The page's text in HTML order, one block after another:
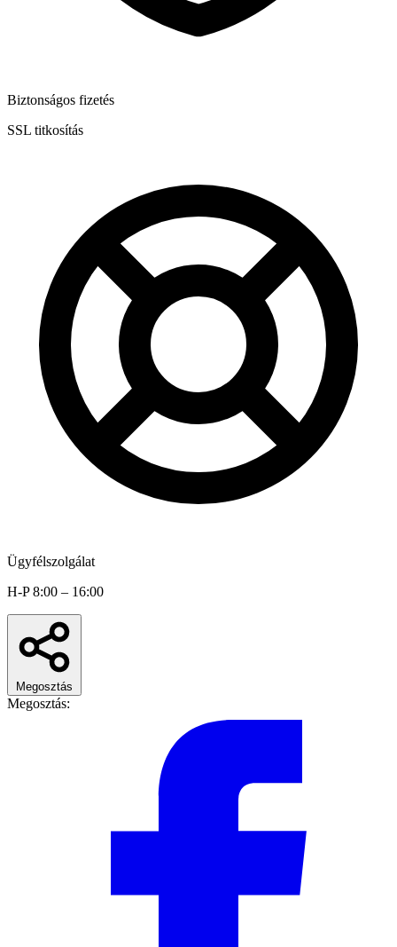
Biztonságos fizetés
SSL titkosítás
Ügyfélszolgálat
H-P 8:00 – 16:00
Megosztás
Megosztás: